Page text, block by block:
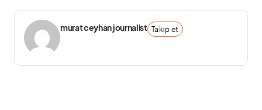
murat ceyhan journalist Takip et